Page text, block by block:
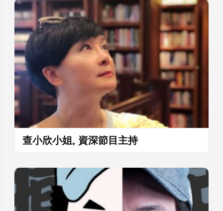
查小欣小姐, 資深節目主持